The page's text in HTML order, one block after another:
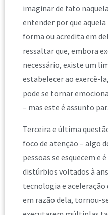
imaginar de fato
entender por que
forma ou acredita em
ressaltar que, embora
necessário, existe um
estabelecer ao exercê-
pode se tornar
– mas este é assunto
Terceira e última
foco de atenção – algo
pessoas se esquecem e
distúrbios voltados à
tecnologia e
em razão dela, tornou-